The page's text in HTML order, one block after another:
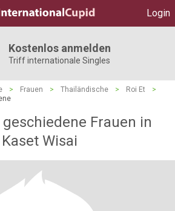
Login
Kostenlos anmelden
Triff internationale Singles
> Frauen > Thailändische > Roi Et
>
Frauen in
Kaset Wisai